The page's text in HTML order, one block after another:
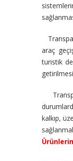
araç
turistik
kalkıp,